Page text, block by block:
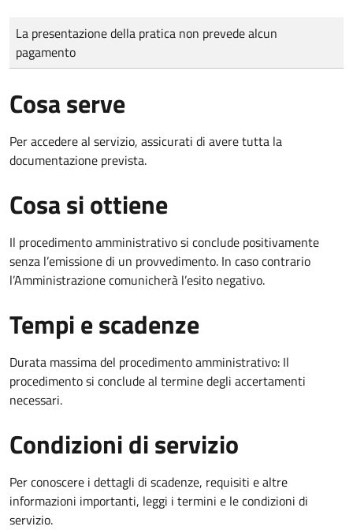
Tipo di pagamento
Importo
La presentazione della pratica non prevede alcun
pagamento
Cosa serve
Per accedere al servizio, assicurati di avere tutta la
documentazione prevista.
Cosa si ottiene
Il procedimento amministrativo si conclude positivamente
senza l’emissione di un provvedimento. In caso contrario
l’Amministrazione comunicherà l’esito negativo.
Tempi e scadenze
Durata massima del procedimento amministrativo: Il
procedimento si conclude al termine degli accertamenti
necessari.
Condizioni di servizio
Per conoscere i dettagli di scadenze, requisiti e altre
informazioni importanti, leggi i termini e le condizioni di
servizio.